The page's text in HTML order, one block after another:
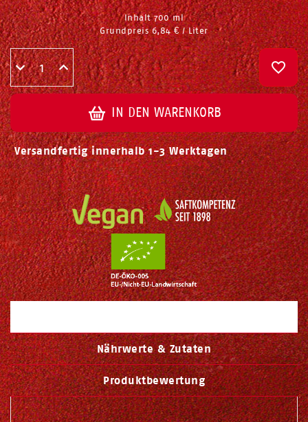
Inhalt700ml
Grundpreis6,84 € / Liter
IN DEN WARENKORB
Versandfertig innerhalb 1-3 Werktagen
Nährwerte & Zutaten
Produktbewertung